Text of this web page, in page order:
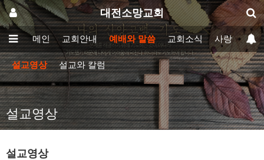
대전소망교회
메인 교회안내 예배와 말씀 교회소식 사랑방
설교영상 설교와 칼럼
설교영상
설교영상